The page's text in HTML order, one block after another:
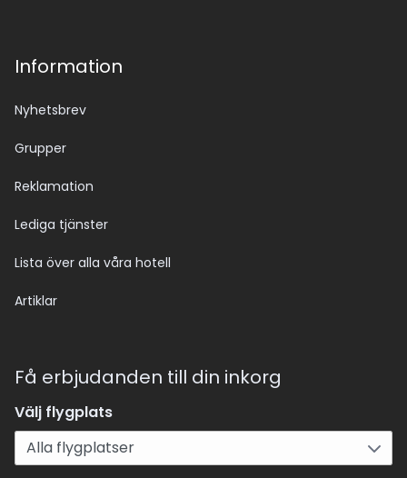
Information
Nyhetsbrev
Grupper
Reklamation
Lediga tjänster
Lista över alla våra hotell
Artiklar
Få erbjudanden till din inkorg
Välj flygplats